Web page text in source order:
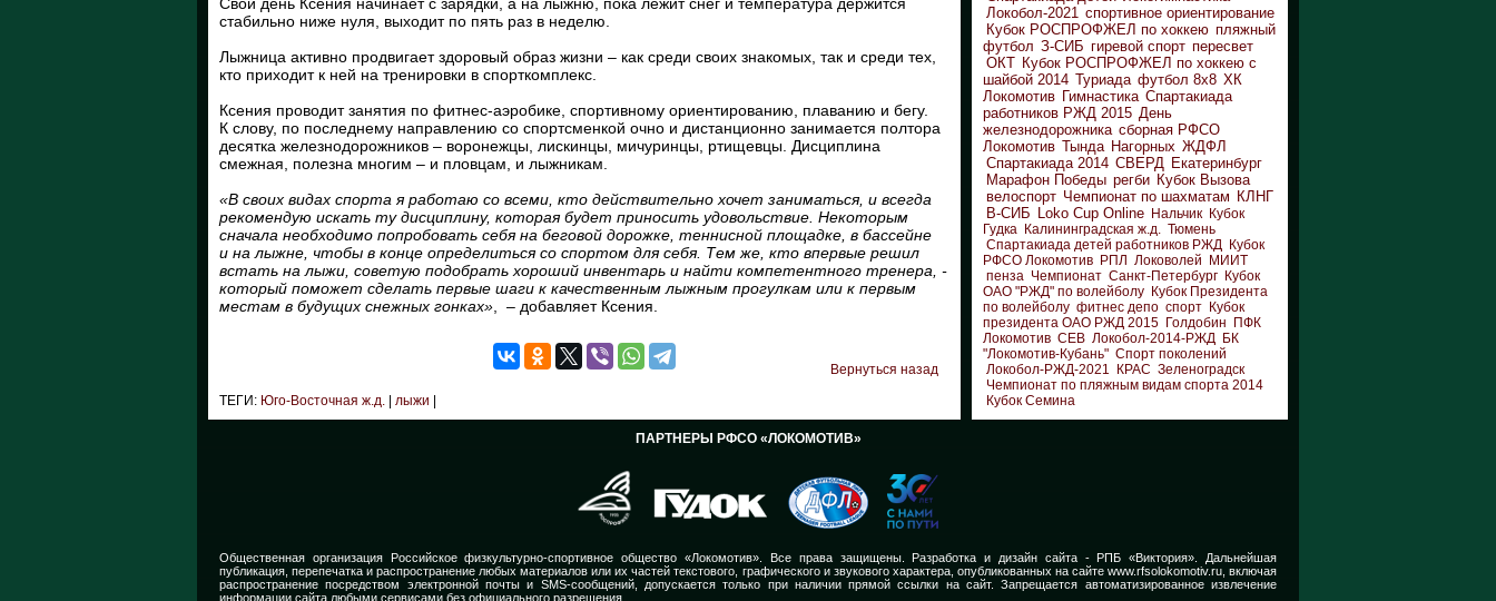
стабильно ниже нуля, выходит по пять раз в неделю.
Лыжница активно продвигает здоровый образ жизни – как среди своих знакомых, так и среди тех,
кто приходит к ней на тренировки в спорткомплекс.
Ксения проводит занятия по фитнес-аэробике, спортивному ориентированию, плаванию и бегу.
К слову, по последнему направлению со спортсменкой очно и дистанционно занимается полтора
десятка железнодорожников – воронежцы, лискинцы, мичуринцы, ртищевцы. Дисциплина
смежная, полезна многим – и пловцам, и лыжникам.
«В своих видах спорта я работаю со всеми, кто действительно хочет заниматься, и всегда
рекомендую искать ту дисциплину, которая будет приносить удовольствие. Некоторым
сначала необходимо попробовать себя на беговой дорожке, теннисной площадке, в бассейне
и на лыжне, чтобы в конце определиться со спортом для себя. Тем же, кто впервые решил
встать на лыжи, советую подобрать хороший инвентарь и найти компетентного тренера, ­
который поможет сделать первые шаги к качественным лыжным прогулкам или к первым
местам в будущих снежных гонках» , – добавляет Ксения. ­
Вернуться назад
ТЕГИ: Юго-Восточная ж.д. лыжи
Локобол-2021 спортивное ориентирование
Кубок РОСПРОФЖЕЛ по хоккею пляжный
футбол З-СИБ гиревой спорт пересвет
ОКТ Кубок РОСПРОФЖЕЛ по хоккею с
шайбой 2014 Туриада футбол 8х8 ХК
Локомотив Гимнастика Спартакиада
работников РЖД 2015 День
железнодорожника сборная РФСО
Локомотив Тында Нагорных ЖДФЛ
Спартакиада 2014 СВЕРД Екатеринбург
Марафон Победы регби Кубок Вызова
велоспорт Чемпионат по шахматам КЛНГ
В-СИБ Loko Cup Online Нальчик Кубок
Гудка Калининградская ж.д. Тюмень
Спартакиада детей работников РЖД Кубок
РФСО Локомотив РПЛ Локоволей
МИИТ
пенза Чемпионат Санкт-Петербург Кубок
ОАО "РЖД" по волейболу Кубок Президента
по волейболу фитнес депо спорт Кубок
президента ОАО РЖД 2015 Голдобин
ПФК
Локомотив СЕВ Локобол-2014-РЖД БК
"Локомотив-Кубань" Спорт поколений
Локобол-РЖД-2021
КРАС Зеленоградск
Чемпионат по пляжным видам спорта 2014
Кубок Семина
ПАРТНЕРЫ РФСО «ЛОКОМОТИВ»
Общественная организация Российское физкультурно-спортивное общество «Локомотив». Все права защищены. Разработка и дизайн сайта - РПБ «Виктория».
Дальнейшая
публикация, перепечатка и распространение любых материалов или их частей текстового, графического и звукового характера, опубликованных на сайте www.rfsolokomotiv.ru, включая
распространение посредством электронной почты и SMS-сообщений, допускается только при наличии прямой ссылки на сайт. Запрещается автоматизированное извлечение
информации сайта любыми сервисами без официального разрешения.